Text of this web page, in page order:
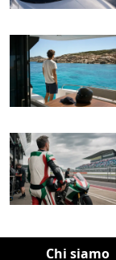
Chi siamo